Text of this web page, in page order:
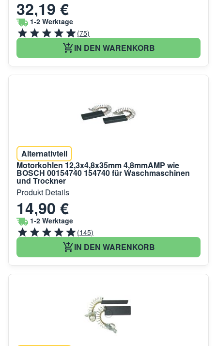
32,19 €
1-2 Werktage
(75)
IN DEN WARENKORB
Alternativteil
Motorkohlen 12,3x4,8x35mm 4,8mmAMP wie
BOSCH 00154740 154740 für Waschmaschinen
und Trockner
Produkt Details
14,90 €
1-2 Werktage
(145)
IN DEN WARENKORB